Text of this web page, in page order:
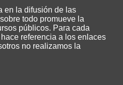
en la difusión de las
todo promueve la
públicos. Para cada
referencia a los enlaces
no realizamos la